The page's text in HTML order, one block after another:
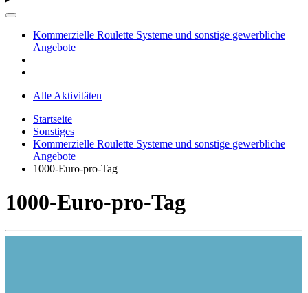
Kommerzielle Roulette Systeme und sonstige gewerbliche
Angebote
Alle Aktivitäten
Startseite
Sonstiges
Kommerzielle Roulette Systeme und sonstige gewerbliche
Angebote
1000-Euro-pro-Tag
1000-Euro-pro-Tag